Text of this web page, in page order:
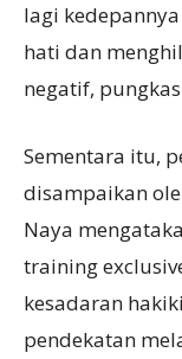
lagi
hati dan
negatif,
Sementara itu,
disampaikan
Naya
training
kesadaran
pendekatan